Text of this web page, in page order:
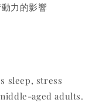
力的影響
sleep, stress
aged adults.